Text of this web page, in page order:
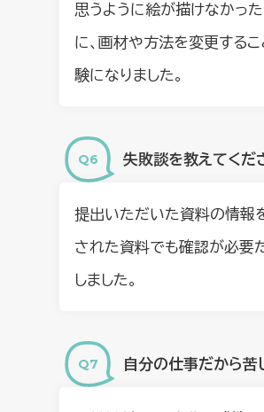
思うように絵が描けなかっ
に、画材や方法を変更する
験になりました。
失敗談を教えてくだ
提出いただいた資料の情報
された資料でも確認が必要
しました。
自分の仕事だから苦